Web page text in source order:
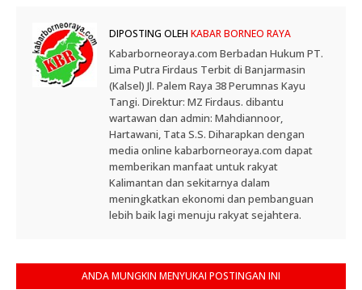
DIPOSTING OLEH KABAR BORNEO RAYA
Kabarborneoraya.com Berbadan Hukum PT.
Lima Putra Firdaus Terbit di Banjarmasin
(Kalsel) Jl. Palem Raya 38 Perumnas Kayu
Tangi. Direktur: MZ Firdaus. dibantu
wartawan dan admin: Mahdiannoor,
Hartawani, Tata S.S. Diharapkan dengan
media online kabarborneoraya.com dapat
memberikan manfaat untuk rakyat
Kalimantan dan sekitarnya dalam
meningkatkan ekonomi dan pembanguan
lebih baik lagi menuju rakyat sejahtera.
ANDA MUNGKIN MENYUKAI POSTINGAN INI